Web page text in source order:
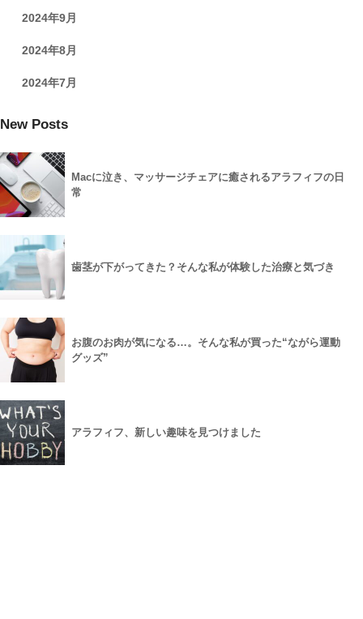
2024年9月
2024年8月
2024年7月
New Posts
Macに泣き、マッサージチェアに癒されるアラフィフの日
常
歯茎が下がってきた？そんな私が体験した治療と気づき
お腹のお肉が気になる…。そんな私が買った“ながら運動
グッズ”
アラフィフ、新しい趣味を見つけました